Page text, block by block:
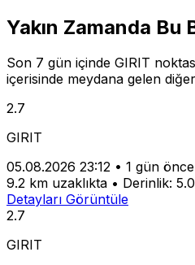
Yakın Zamanda Bu
Son 7 gün içinde GIRIT
içerisinde meydana gelen
2.7
GIRIT
05.08.2026 23:12 • 1 gün önce
9.2 km uzaklıkta • Derinlik:
Detayları Görüntüle
2.7
GIRIT